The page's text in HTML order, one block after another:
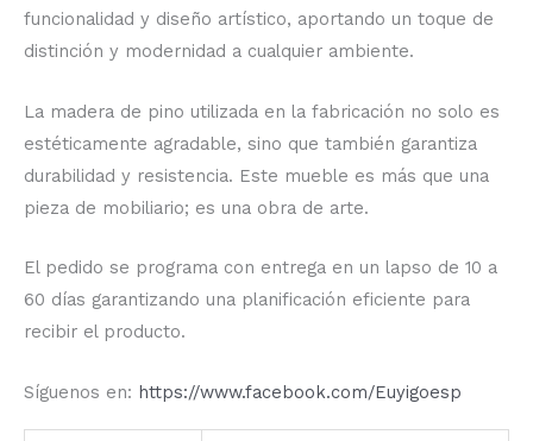
funcionalidad y diseño artístico, aportando un toque de
distinción y modernidad a cualquier ambiente.
La madera de pino utilizada en la fabricación no solo es
estéticamente agradable, sino que también garantiza
durabilidad y resistencia. Este mueble es más que una
pieza de mobiliario; es una obra de arte.
El pedido se programa con entrega en un lapso de 10 a
60 días garantizando una planificación eficiente para
recibir el producto.
Síguenos en: https://www.facebook.com/Euyigoesp